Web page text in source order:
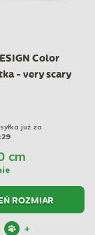
Color
- very scary
już za
cm
ROZMIAR
+